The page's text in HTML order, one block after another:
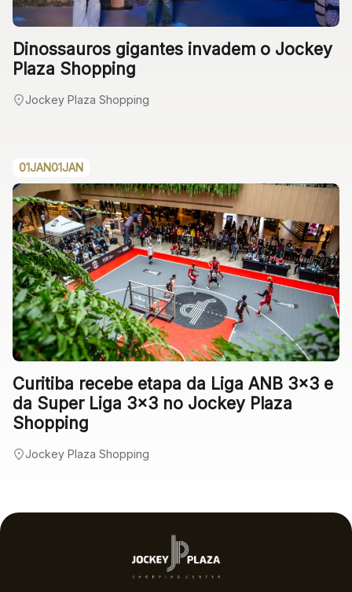
Dinossauros gigantes invadem o Jockey
Plaza Shopping
Jockey Plaza Shopping
01JAN01JAN
Curitiba recebe etapa da Liga ANB 3×3 e
da Super Liga 3×3 no Jockey Plaza
Shopping
Jockey Plaza Shopping